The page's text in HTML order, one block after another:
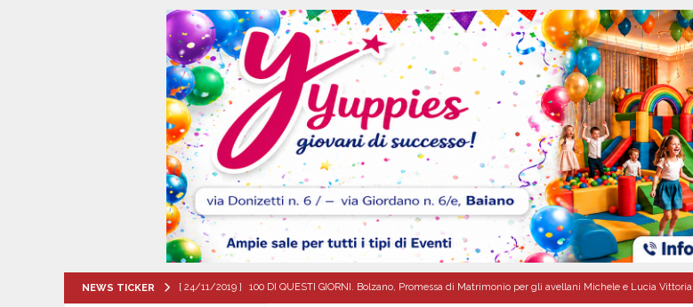
NEWS TICKER [ 24/11/2019 ] 100 DI QUESTI GIORNI. Bolzano, Promessa di Matrimonio per gli avellani Michele e Lucia Vittoria